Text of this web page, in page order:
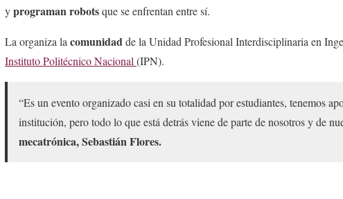
yprograman robotsque se enfrentan entre sí.
La organiza la comunidadde la Unidad Profesional Interdisciplinaria en
Instituto Politécnico Nacional (IPN).
“Es un evento organizado casi en su totalidad por estudiantes, tenemos
institución, pero todo lo que está detrás viene de parte de nosotros y de
mecatrónica, Sebastián Flores.